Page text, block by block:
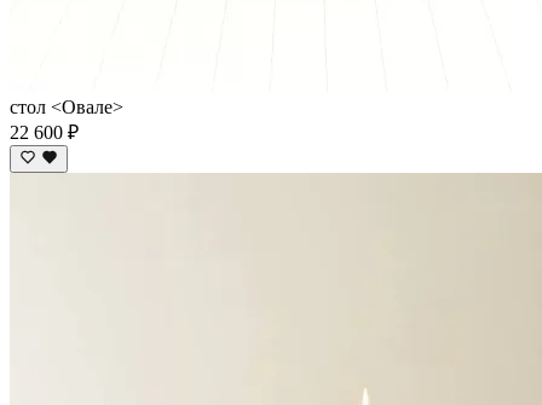
стол <Овале>
22 600 ₽